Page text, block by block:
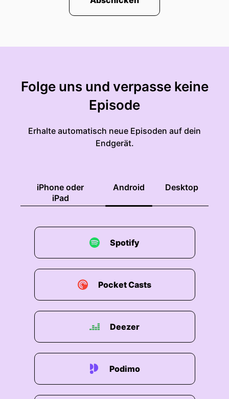
Folge uns und verpasse keine
Episode
Erhalte automatisch neue Episoden auf dein
Endgerät.
iPhone oder
iPad
Android Desktop
Spotify
Pocket Casts
Deezer
Podimo